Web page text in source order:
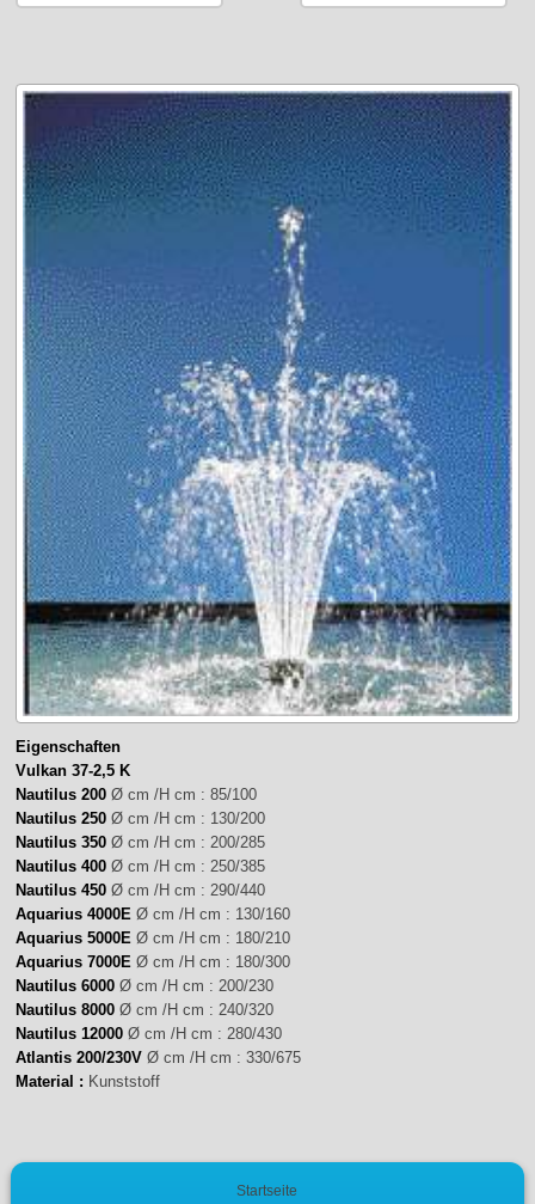
Eigenschaften
Vulkan 37-2,5 K
Nautilus 200Ø cm /H cm : 85/100
Nautilus 250Ø cm /H cm : 130/200
Nautilus 350 Ø cm /H cm : 200/285
Nautilus 400 Ø cm /H cm : 250/385
Nautilus 450 Ø cm /H cm : 290/440
Aquarius 4000EØ cm /H cm : 130/160
Aquarius 5000EØ cm /H cm : 180/210
Aquarius 7000EØ cm /H cm : 180/300
Nautilus 6000 Ø cm /H cm : 200/230
Nautilus 8000 Ø cm /H cm : 240/320
Nautilus 12000Ø cm /H cm : 280/430
Atlantis 200/230VØ cm /H cm : 330/675
Material : Kunststoff
Startseite